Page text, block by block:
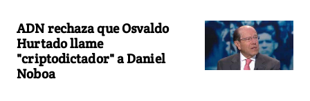
ADN rechaza que Osvaldo
Hurtado llame
"criptodictador" a Daniel
Noboa